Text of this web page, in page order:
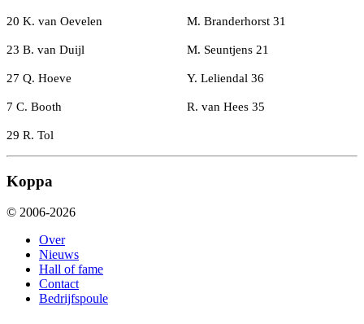
20 K. van Oevelen M. Branderhorst 31
23 B. van Duijl M. Seuntjens 21
27 Q. Hoeve Y. Leliendal 36
7 C. Booth R. van Hees 35
29 R. Tol
Koppa
© 2006-2026
Over
Nieuws
Hall of fame
Contact
Bedrijfspoule